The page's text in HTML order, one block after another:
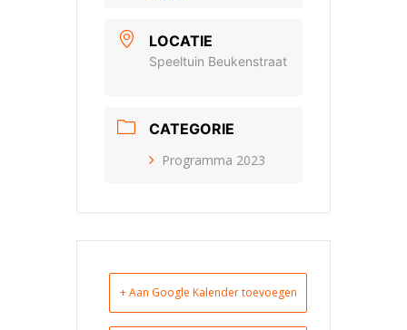
LOCATIE
Speeltuin Beukenstraat
CATEGORIE
Programma 2023
+ Aan Google Kalender toevoegen